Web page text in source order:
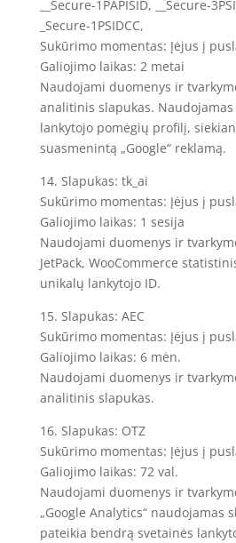
__Secure-1PAPISID, __Secure-
_Secure-1PSIDCC,
Sukūrimo momentas: Įėjus į
Galiojimo laikas: 2 metai
Naudojami duomenys ir
analitinis slapukas.
lankytojo pomėgių profilį,
suasmenintą „Google“ reklamą.
14. Slapukas: tk_ai
Sukūrimo momentas: Įėjus į
Galiojimo laikas: 1 sesija
Naudojami duomenys ir
JetPack, WooCommerce
unikalų lankytojo ID.
15. Slapukas: AEC
Sukūrimo momentas: Įėjus į
Galiojimo laikas: 6 mėn.
Naudojami duomenys ir
analitinis slapukas.
16. Slapukas: OTZ
Sukūrimo momentas: Įėjus į
Galiojimo laikas: 72 val.
Naudojami duomenys ir
„Google Analytics“ naudojamas
pateikia bendrą svetainės